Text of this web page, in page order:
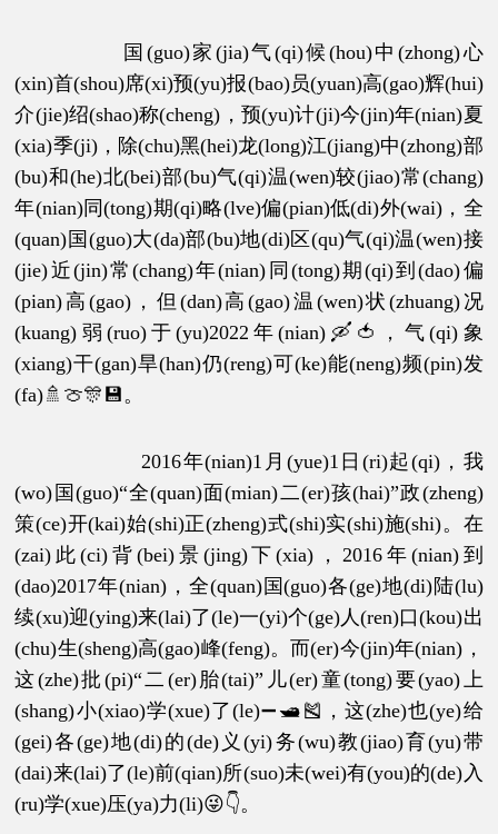
国(guo)家(jia)气(qi)候(hou)中(zhong)心
(xin)首(shou)席(xi)预(yu)报(bao)员(yuan)高(gao)辉(hui)
介(jie)绍(shao)称(cheng)，预(yu)计(ji)今(jin)年(nian)夏
(xia)季(ji)，除(chu)黑(hei)龙(long)江(jiang)中(zhong)部
(bu)和(he)北(bei)部(bu)气(qi)温(wen)较(jiao)常(chang)
年(nian)同(tong)期(qi)略(lve)偏(pian)低(di)外(wai)，全
(quan)国(guo)大(da)部(bu)地(di)区(qu)气(qi)温(wen)接
(jie)近(jin)常(chang)年(nian)同(tong)期(qi)到(dao)偏
(pian)高(gao)，但(dan)高(gao)温(wen)状(zhuang)况
(kuang)弱(ruo)于(yu)2022年(nian)🛶🍅，气(qi)象
(xiang)干(gan)旱(han)仍(reng)可(ke)能(neng)频(pin)发
(fa)🚿🍈🎊💾。
2016年(nian)1月(yue)1日(ri)起(qi)，我
(wo)国(guo)“全(quan)面(mian)二(er)孩(hai)”政(zheng)
策(ce)开(kai)始(shi)正(zheng)式(shi)实(shi)施(shi)。在
(zai)此(ci)背(bei)景(jing)下(xia)，2016年(nian)到
(dao)2017年(nian)，全(quan)国(guo)各(ge)地(di)陆(lu)
续(xu)迎(ying)来(lai)了(le)一(yi)个(ge)人(ren)口(kou)出
(chu)生(sheng)高(gao)峰(feng)。而(er)今(jin)年(nian)，
这(zhe)批(pi)“二(er)胎(tai)”儿(er)童(tong)要(yao)上
(shang)小(xiao)学(xue)了(le)➖🛥🎽，这(zhe)也(ye)给
(gei)各(ge)地(di)的(de)义(yi)务(wu)教(jiao)育(yu)带
(dai)来(lai)了(le)前(qian)所(suo)未(wei)有(you)的(de)入
(ru)学(xue)压(ya)力(li)😜👇。